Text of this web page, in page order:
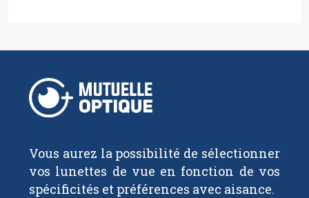
Vous aurez la possibilité de sélectionner
vos lunettes de vue en fonction de vos
spécificités et préférences avec aisance.